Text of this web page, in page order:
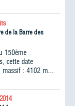
de la Barre des
150ème
cette date
: 4102 m...